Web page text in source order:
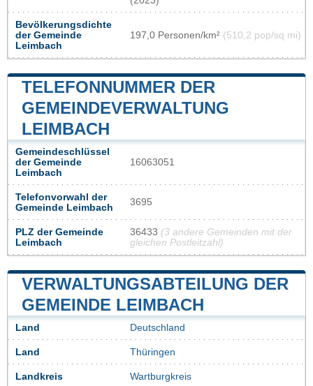
Bevölkerungsdichte
der Gemeinde
Leimbach
197,0 Personen/km² (510,2 pop/sq mi)
TELEFONNUMMER DER
GEMEINDEVERWALTUNG
LEIMBACH
Gemeindeschlüssel
der Gemeinde
Leimbach
16063051
Telefonvorwahl der
Gemeinde Leimbach
3695
PLZ der Gemeinde
Leimbach
36433 (3 andere Gemeinden mit der
gleichen Postleitzahl)
VERWALTUNGSABTEILUNG DER
GEMEINDE LEIMBACH
Land Deutschland
Land Thüringen
Landkreis Wartburgkreis